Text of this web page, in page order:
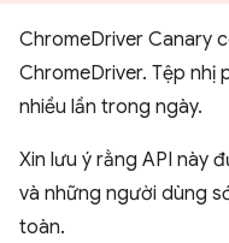
ChromeDriver Canary
ChromeDriver. Tệp nhị
nhiều lần trong ngày.
Xin lưu ý rằng API này
và những người dùng
toàn.